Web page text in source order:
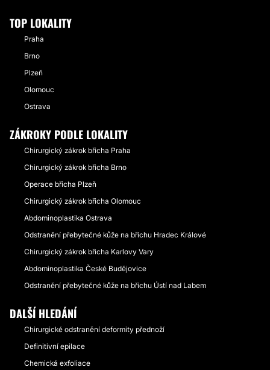
TOP LOKALITY
Praha
Brno
Plzeň
Olomouc
Ostrava
ZÁKROKY PODLE LOKALITY
Chirurgický zákrok břicha Praha
Chirurgický zákrok břicha Brno
Operace břicha Plzeň
Chirurgický zákrok břicha Olomouc
Abdominoplastika Ostrava
Odstranění přebytečné kůže na břichu Hradec Králové
Chirurgický zákrok břicha Karlovy Vary
Abdominoplastika České Budějovice
Odstranění přebytečné kůže na břichu Ústí nad Labem
DALŠÍ HLEDÁNÍ
Chirurgické odstranění deformity přednoží
Definitivní epilace
Chemická exfoliace